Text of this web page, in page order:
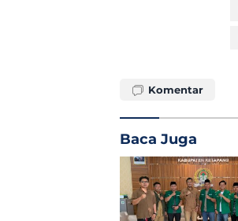
Komentar
Baca Juga